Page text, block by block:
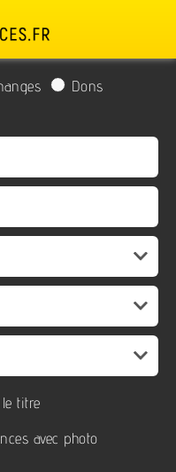
Dons
titre
avec photo